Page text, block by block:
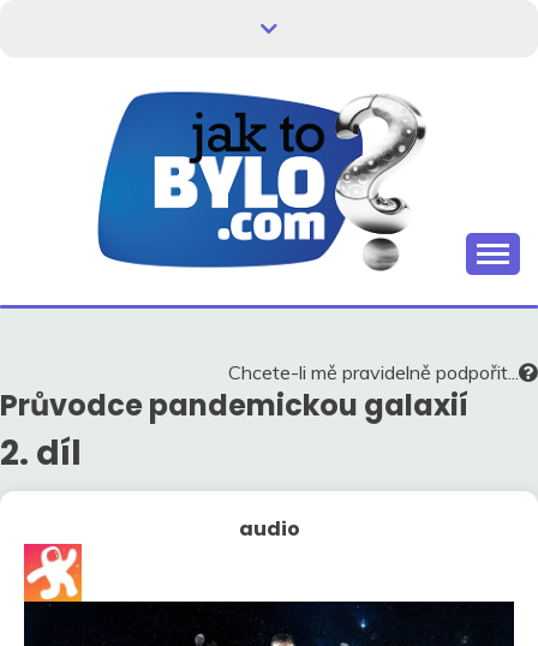
HISTORIE V
SOUVISLOSTECH
Chcete-li mě pravidelně podpořit...
Průvodce pandemickou galaxií
2. díl
audio